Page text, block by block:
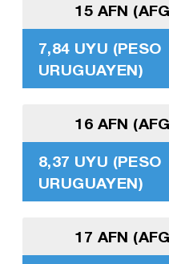
15 AFN
7,84 UYU (PESO
URUGUAYEN)
16 AFN
8,37 UYU (PESO
URUGUAYEN)
17 AFN